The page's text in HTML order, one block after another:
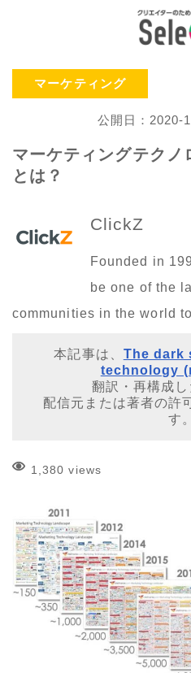
マーケティング
公開日：2020-
マーケティングテクノ
とは？
ClickZ
Founded in
be one of the
communities in the world
本記事は、 The dark
technology
翻訳・再構成し
配信元または著者の許
す。
1,380 views